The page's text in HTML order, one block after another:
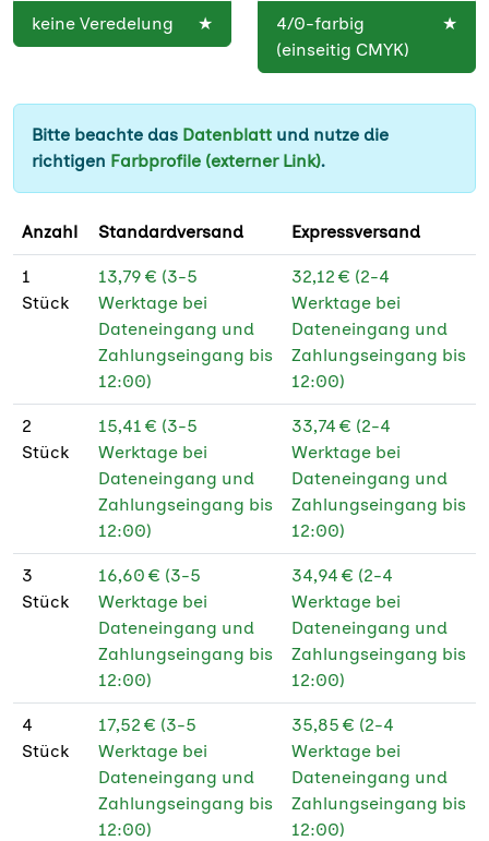
DIN A3 (29,7 x 42
★
DIN A4 (21 x 29,7
cm)
★
F4 Weltformat (89,5
x 128 cm)
★
Plakatstörer (17 x 59★
50 x 70 cm ★
70 x 100 cm ★
100 x 140 cm ★
118,5 x 175 cm ★
glänzend PEFC
100 g Bilderdruck
matt
★
115 g
Affichenpapier
Affichenpapier
PEFC
120 g Offset weiß
120 g Offset weiß
PEFC
★
130 g Bilderdruck
glänzend
130 g Bilderdruck
glänzend PEFC
★
130 g Bilderdruck
matt
130 g Bilderdruck
matt PEFC
★
glänzend
170 g Bilderdruck
matt
★
keine Veredelung ★
4/0-farbig
(einseitig CMYK)
★
Bitte beachte das Datenblatt und nutze die
richtigen Farbprofile (externer Link).
Anzahl Standardversand Expressversand
1
Stück
13,79 € (3-5
Werktage bei
Dateneingang und
Zahlungseingang bis
12:00)
32,12 € (2-4
Werktage bei
Dateneingang und
Zahlungseingang bis
12:00)
2
Stück
15,41 € (3-5
Werktage bei
Dateneingang und
Zahlungseingang bis
12:00)
33,74 € (2-4
Werktage bei
Dateneingang und
Zahlungseingang bis
12:00)
3
Stück
16,60 € (3-5
Werktage bei
Dateneingang und
Zahlungseingang bis
12:00)
34,94 € (2-4
Werktage bei
Dateneingang und
Zahlungseingang bis
12:00)
4
Stück
17,52 € (3-5
Werktage bei
Dateneingang und
Zahlungseingang bis
12:00)
35,85 € (2-4
Werktage bei
Dateneingang und
Zahlungseingang bis
12:00)